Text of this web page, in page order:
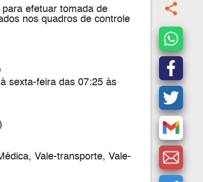
efetuar tomada de
nos quadros de controle
sexta-feira das 07:25 às
Vale-transporte, Vale-
share